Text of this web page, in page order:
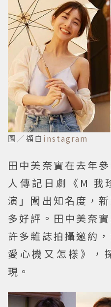
圖／擷自 instagram
田中美奈實在去年
人傳記日劇《M 我
演」闖出知名度，
多好評。田中美奈
許多雜誌拍攝邀約
愛心機又怎樣》，
現。